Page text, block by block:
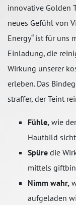
innovative Golden
neues Gefühl von
Energy“ ist für uns
Einladung, die
Wirkung unserer
erleben. Das
straffer, der Teint
Fühle, wie
Hautbild
Spüre die
mittels
Nimm wahr,
aufgeladen